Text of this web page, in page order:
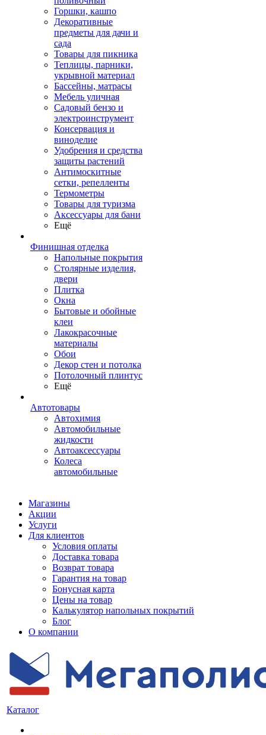
Горшки, кашпо
Декоративные
предметы для дачи и
сада
Товары для пикника
Теплицы, парники,
укрывной материал
Бассейны, матрасы
Мебель уличная
Садовый бензо и
электроинструмент
Консервация и
виноделие
Удобрения и средства
защиты растений
Антимоскитные
сетки, репелленты
Термометры
Товары для туризма
Аксессуары для бани
Ещё
Финишная отделка
Напольные покрытия
Столярные изделия,
двери
Плитка
Окна
Бытовые и обойные
клеи
Лакокрасочные
материалы
Обои
Декор стен и потолка
Потолочный плинтус
Ещё
Автотовары
Автохимия
Автомобильные
жидкости
Автоаксессуары
Колеса
автомобильные
Магазины
Акции
Услуги
Для клиентов
Условия оплаты
Доставка товара
Возврат товара
Гарантия на товар
Бонусная карта
Цены на товар
Калькулятор напольных покрытий
Блог
О компании
Каталог